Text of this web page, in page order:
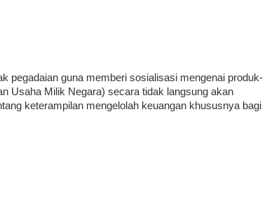
pegadaian guna memberi sosialisasi mengenai produk-
Usaha Milik Negara) secara tidak langsung akan
keterampilan mengelolah keuangan khususnya bagi